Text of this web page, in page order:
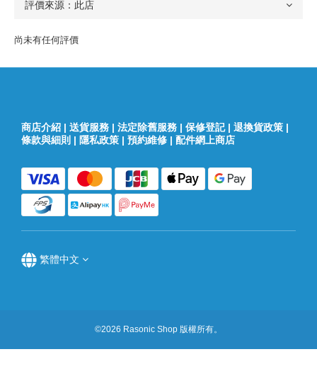
尚未有任何評價
商店介紹 | 送貨服務 | 法定除舊服務 | 保修登記| 退換貨政策 |
條款與細則 | 隱私政策 | 預約維修 | 配件網上商店
繁體中文
©2026 Rasonic Shop 版權所有。